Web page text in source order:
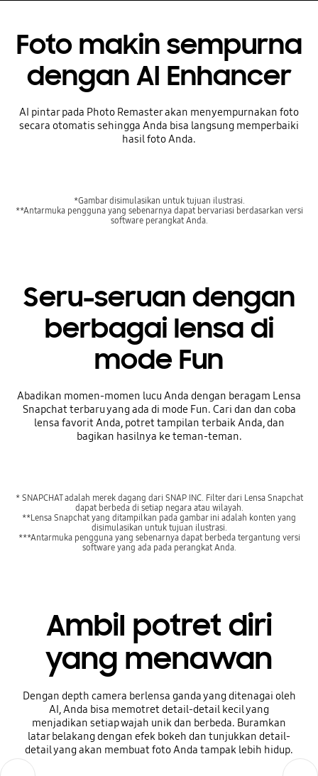
Foto makin sempurna
dengan AI Enhancer
AI pintar pada Photo Remaster akan menyempurnakan foto
secara otomatis sehingga Anda bisa langsung memperbaiki
hasil foto Anda.
*Gambar disimulasikan untuk tujuan ilustrasi.
**Antarmuka pengguna yang sebenarnya dapat bervariasi berdasarkan versi
software perangkat Anda.
Seru-seruan dengan
berbagai lensa di
mode Fun
Abadikan momen-momen lucu Anda dengan beragam Lensa
Snapchat terbaru yang ada di mode Fun. Cari dan dan coba
lensa favorit Anda, potret tampilan terbaik Anda, dan
bagikan hasilnya ke teman-teman.
* SNAPCHAT adalah merek dagang dari SNAP INC. Filter dari Lensa Snapchat
dapat berbeda di setiap negara atau wilayah.
**Lensa Snapchat yang ditampilkan pada gambar ini adalah konten yang
disimulasikan untuk tujuan ilustrasi.
***Antarmuka pengguna yang sebenarnya dapat berbeda tergantung versi
software yang ada pada perangkat Anda.
Ambil potret diri
yang menawan
Dengan depth camera berlensa ganda yang ditenagai oleh
AI, Anda bisa memotret detail-detail kecil yang
menjadikan setiap wajah unik dan berbeda. Buramkan
latar belakang dengan efek bokeh dan tunjukkan detail-
detail yang akan membuat foto Anda tampak lebih hidup.